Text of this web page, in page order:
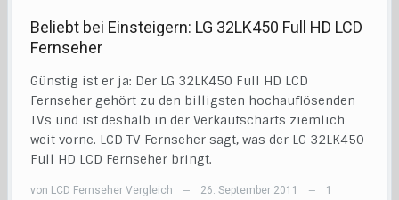
Beliebt bei Einsteigern: LG 32LK450 Full HD LCD
Fernseher
Günstig ist er ja: Der LG 32LK450 Full HD LCD
Fernseher gehört zu den billigsten hochauflösenden
TVs und ist deshalb in der Verkaufscharts ziemlich
weit vorne. LCD TV Fernseher sagt, was der LG 32LK450
Full HD LCD Fernseher bringt.
von LCD Fernseher Vergleich — 26. September 2011 —
1